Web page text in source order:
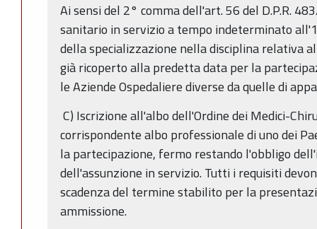
Ai sensi del 2° comma dell'art. 56 del D.P.R.
sanitario in servizio a tempo indeterminato
della specializzazione nella disciplina relativa
già ricoperto alla predetta data per la
le Aziende Ospedaliere diverse da quelle di
C) Iscrizione all'albo dell'Ordine dei Medici-
corrispondente albo professionale di uno dei
la partecipazione, fermo restando l'obbligo
dell'assunzione in servizio. Tutti i requisiti
scadenza del termine stabilito per la
ammissione.